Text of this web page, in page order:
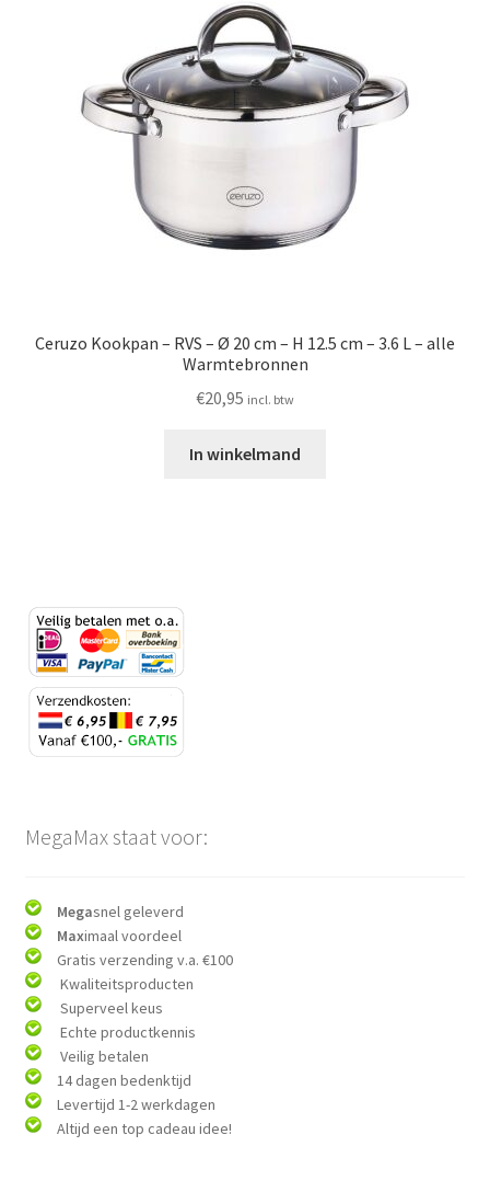
Ceruzo Kookpan – RVS – Ø 20 cm – H 12.5 cm – 3.6 L – alle
Warmtebronnen
€20,95 incl. btw
In winkelmand
MegaMax staat voor:
Megasnel geleverd
Maximaal voordeel
Gratis verzending v.a. €100
Kwaliteitsproducten
Superveel keus
Echte productkennis
Veilig betalen
14 dagen bedenktijd
Levertijd 1-2 werkdagen
Altijd een top cadeau idee!